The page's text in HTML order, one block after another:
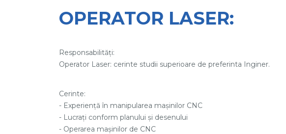
OPERATOR LASER:
Responsabilități:
Operator Laser: cerinte studii superioare de preferinta Inginer.
Cerinte:
- Experiență în manipularea mașinilor CNC
- Lucrați conform planului și desenului
- Operarea mașinilor de CNC